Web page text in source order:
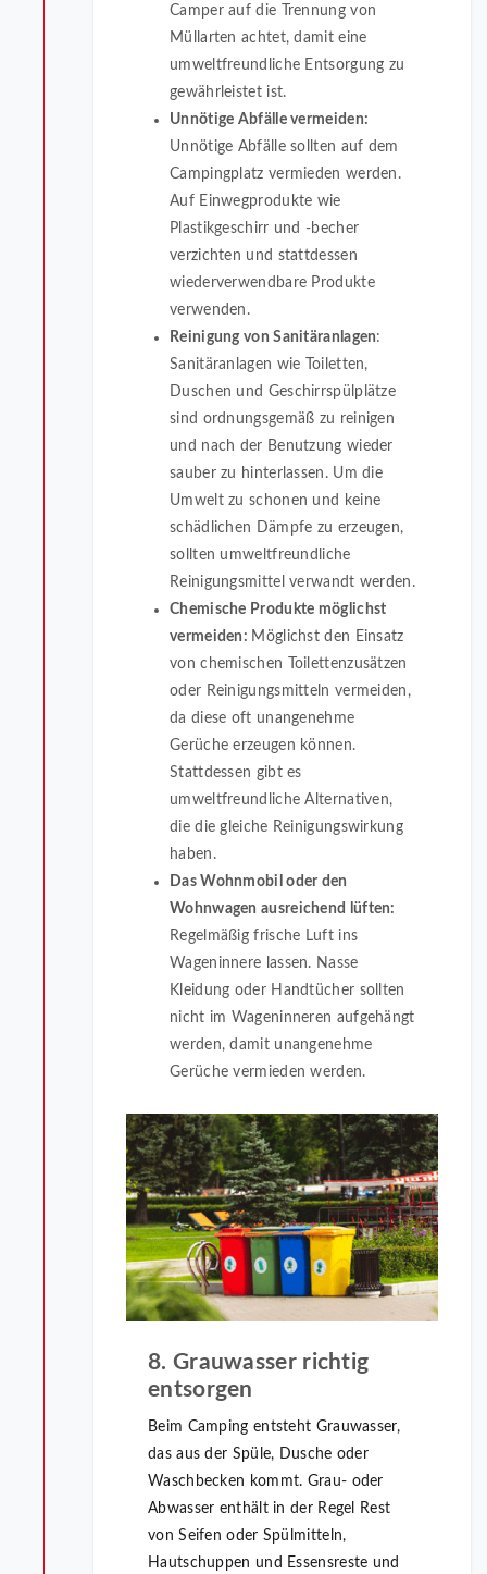
Camper auf die Trennung von
Müllarten achtet, damit eine
umweltfreundliche Entsorgung zu
gewährleistet ist.
Unnötige Abfälle vermeiden:
Unnötige Abfälle sollten auf dem
Campingplatz vermieden werden.
Auf Einwegprodukte wie
Plastikgeschirr und -becher
verzichten und stattdessen
wiederverwendbare Produkte
verwenden.
Reinigung von Sanitäranlagen:
Sanitäranlagen wie Toiletten,
Duschen und Geschirrspülplätze
sind ordnungsgemäß zu reinigen
und nach der Benutzung wieder
sauber zu hinterlassen. Um die
Umwelt zu schonen und keine
schädlichen Dämpfe zu erzeugen,
sollten umweltfreundliche
Reinigungsmittel verwandt werden.
Chemische Produkte möglichst
vermeiden: Möglichst den Einsatz
von chemischen Toilettenzusätzen
oder Reinigungsmitteln vermeiden,
da diese oft unangenehme
Gerüche erzeugen können.
Stattdessen gibt es
umweltfreundliche Alternativen,
die die gleiche Reinigungswirkung
haben.
Das Wohnmobil oder den
Wohnwagen ausreichend lüften:
Regelmäßig frische Luft ins
Wageninnere lassen. Nasse
Kleidung oder Handtücher sollten
nicht im Wageninneren aufgehängt
werden, damit unangenehme
Gerüche vermieden werden.
8. Grauwasser richtig
entsorgen
Beim Camping entsteht Grauwasser,
das aus der Spüle, Dusche oder
Waschbecken kommt. Grau- oder
Abwasser enthält in der Regel Rest
von Seifen oder Spülmitteln,
Hautschuppen und Essensreste und